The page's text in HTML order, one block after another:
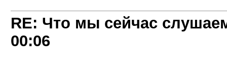
RE: Что мы сейчас
00:06